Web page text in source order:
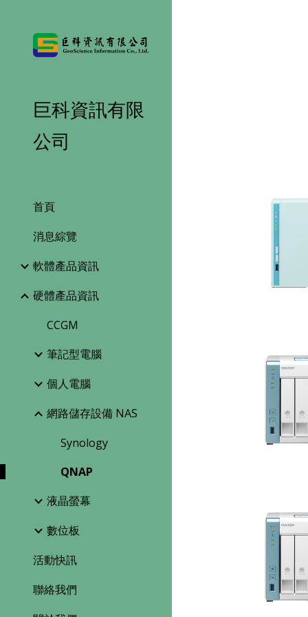
巨科資訊有限
公司
首頁
消息綜覽
軟體產品資訊
硬體產品資訊
CCGM
筆記型電腦
個人電腦
網路儲存設備 NAS
Synology
QNAP
液晶螢幕
數位板
活動快訊
聯絡我們